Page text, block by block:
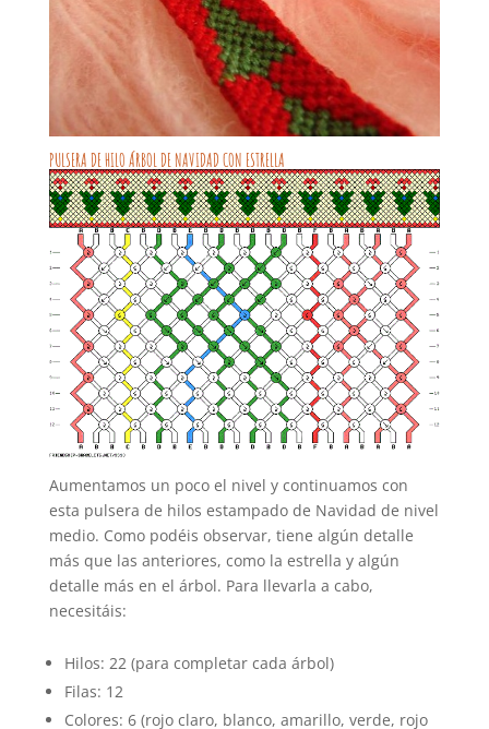
PULSERA DE HILO ÁRBOL DE NAVIDAD CON ESTRELLA
Aumentamos un poco el nivel y continuamos con
esta pulsera de hilos estampado de Navidad de nivel
medio. Como podéis observar, tiene algún detalle
más que las anteriores, como la estrella y algún
detalle más en el árbol. Para llevarla a cabo,
necesitáis:
Hilos: 22 (para completar cada árbol)
Filas: 12
Colores: 6 (rojo claro, blanco, amarillo, verde, rojo